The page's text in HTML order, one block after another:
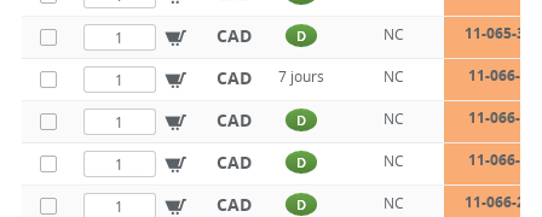
CAD D NC 11-065-31-
CAD 7 jours NC 11-066-
CAD D NC 11-066-
CAD D NC 11-066-
CAD D NC 11-066-26-